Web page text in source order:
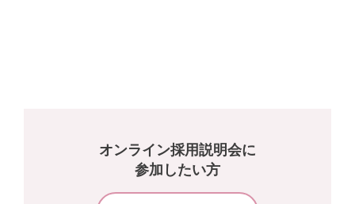
オンライン採用説明会に
参加したい方